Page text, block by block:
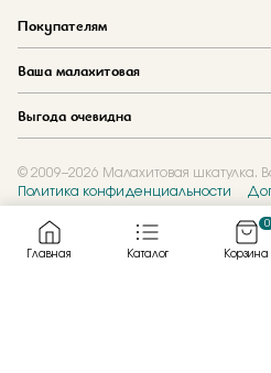
Покупателям
Ваша малахитовая
Где купить
Новости
Журнал
Выгода очевидна
Акции
Обмен и скупка
Подарочные сертификаты
© 2009–2026 Малахитовая
Политика конфиденциальности
Главная Каталог Корзина
0